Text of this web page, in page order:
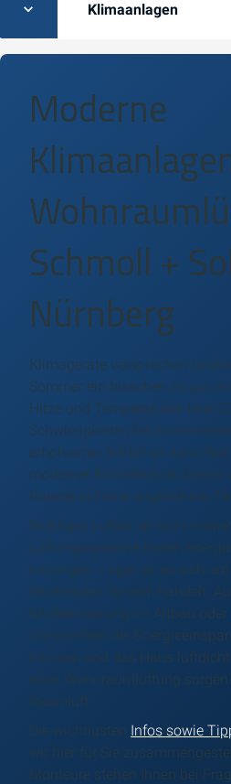
Klimaanlagen
Moderne
Schmoll +
Nürnberg
Klimageräte versprechen
Sommer ein bisschen zu gut
Hitze und Temperaturen über
Schwierigkeiten bei
erholsamer Schlaf ist dann
moderner Klimatechnik lassen
Räume auf eine angenehme
Richtiges Lüften ist nicht
Lüftungssysteme bieten
Lösungen – egal ob es sich um
dezentrales System handelt.
Modernisierung im Altbau oder
Vorschriften der
müssen und das Haus luftdicht
einer Wohnraumlüftung
Raumluft.
Die wichtigsten Infos sowie
wir hier für Sie
Monteure stehen Ihnen bei